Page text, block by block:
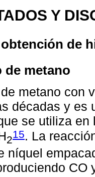
Y
de
de metano
metano con
décadas y es
se utiliza
215. La
níquel
CO